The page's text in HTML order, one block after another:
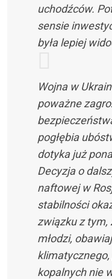
uchodźców.
sensie
była lepiej
Wojna w
poważne
pogłębia
dotyka już
Decyzja o
naftowej w
stabilności
związku z tym,
młodzi,
kopalnych nie